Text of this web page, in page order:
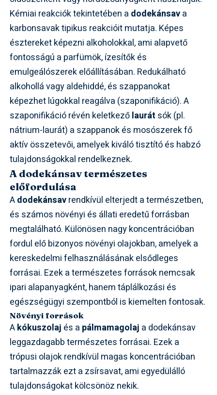
Kémiai reakciók tekintetében a dodekánsava
karbonsavak tipikus reakcióit mutatja. Képes
észtereket képezni alkoholokkal, ami alapvető
fontosságú a parfümök, ízesítők és
emulgeálószerek előállításában. Redukálható
alkohollá vagy aldehiddé, és szappanokat
képezhet lúgokkal reagálva (szaponifikáció). A
szaponifikáció révén keletkezőlaurát sók (pl.
nátrium-laurát) a szappanok és mosószerek fő
aktív összetevői, amelyek kiváló tisztító és habzó
tulajdonságokkal rendelkeznek.
A dodekánsav természetes
előfordulása
Adodekánsavrendkívül elterjedt a természetben,
és számos növényi és állati eredetű forrásban
megtalálható. Különösen nagy koncentrációban
fordul elő bizonyos növényi olajokban, amelyek a
kereskedelmi felhasználásának elsődleges
forrásai. Ezek a természetes források nemcsak
ipari alapanyagként, hanem táplálkozási és
egészségügyi szempontból is kiemelten fontosak.
Növényi források
Akókuszolaj és a pálmamagolaj a dodekánsav
leggazdagabb természetes forrásai. Ezek a
trópusi olajok rendkívül magas koncentrációban
tartalmazzák ezt a zsírsavat, ami egyedülálló
tulajdonságokat kölcsönöz nekik.